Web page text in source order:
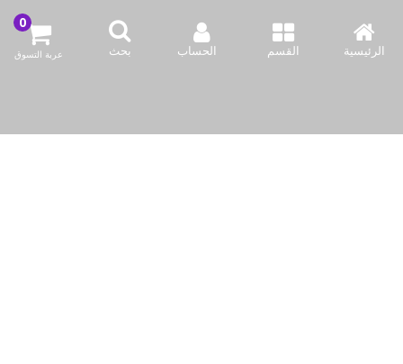
الرئيسية القسم الحساب بحث عربة التسوق
الكويت / الفروانية المحافظة / صناعة العارضية قطعة 2 / مبنى 93
سياسة المتجر